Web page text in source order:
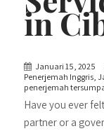
in
Januari 15, 2025
Penerjemah Inggris,
penerjemah
Have you ever
partner or a